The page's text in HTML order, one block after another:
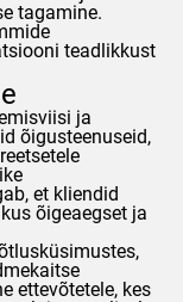
tagamine.
teadlikkust
ja
õigusteenuseid,
et kliendid
õigeaegset ja
ettevõtetele, kes